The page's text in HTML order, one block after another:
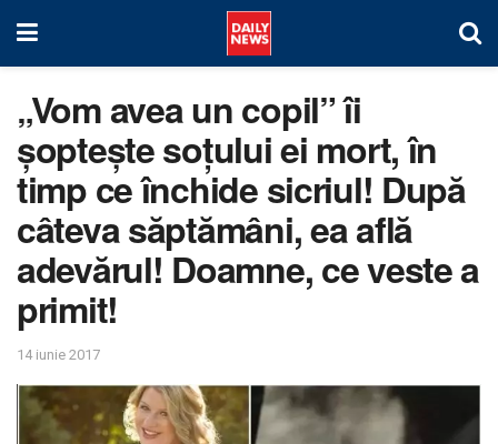
„Vom avea un copil” îi
șoptește soțului ei mort, în
timp ce închide sicriul! După
câteva săptămâni, ea află
adevărul! Doamne, ce veste a
primit!
14 iunie 2017